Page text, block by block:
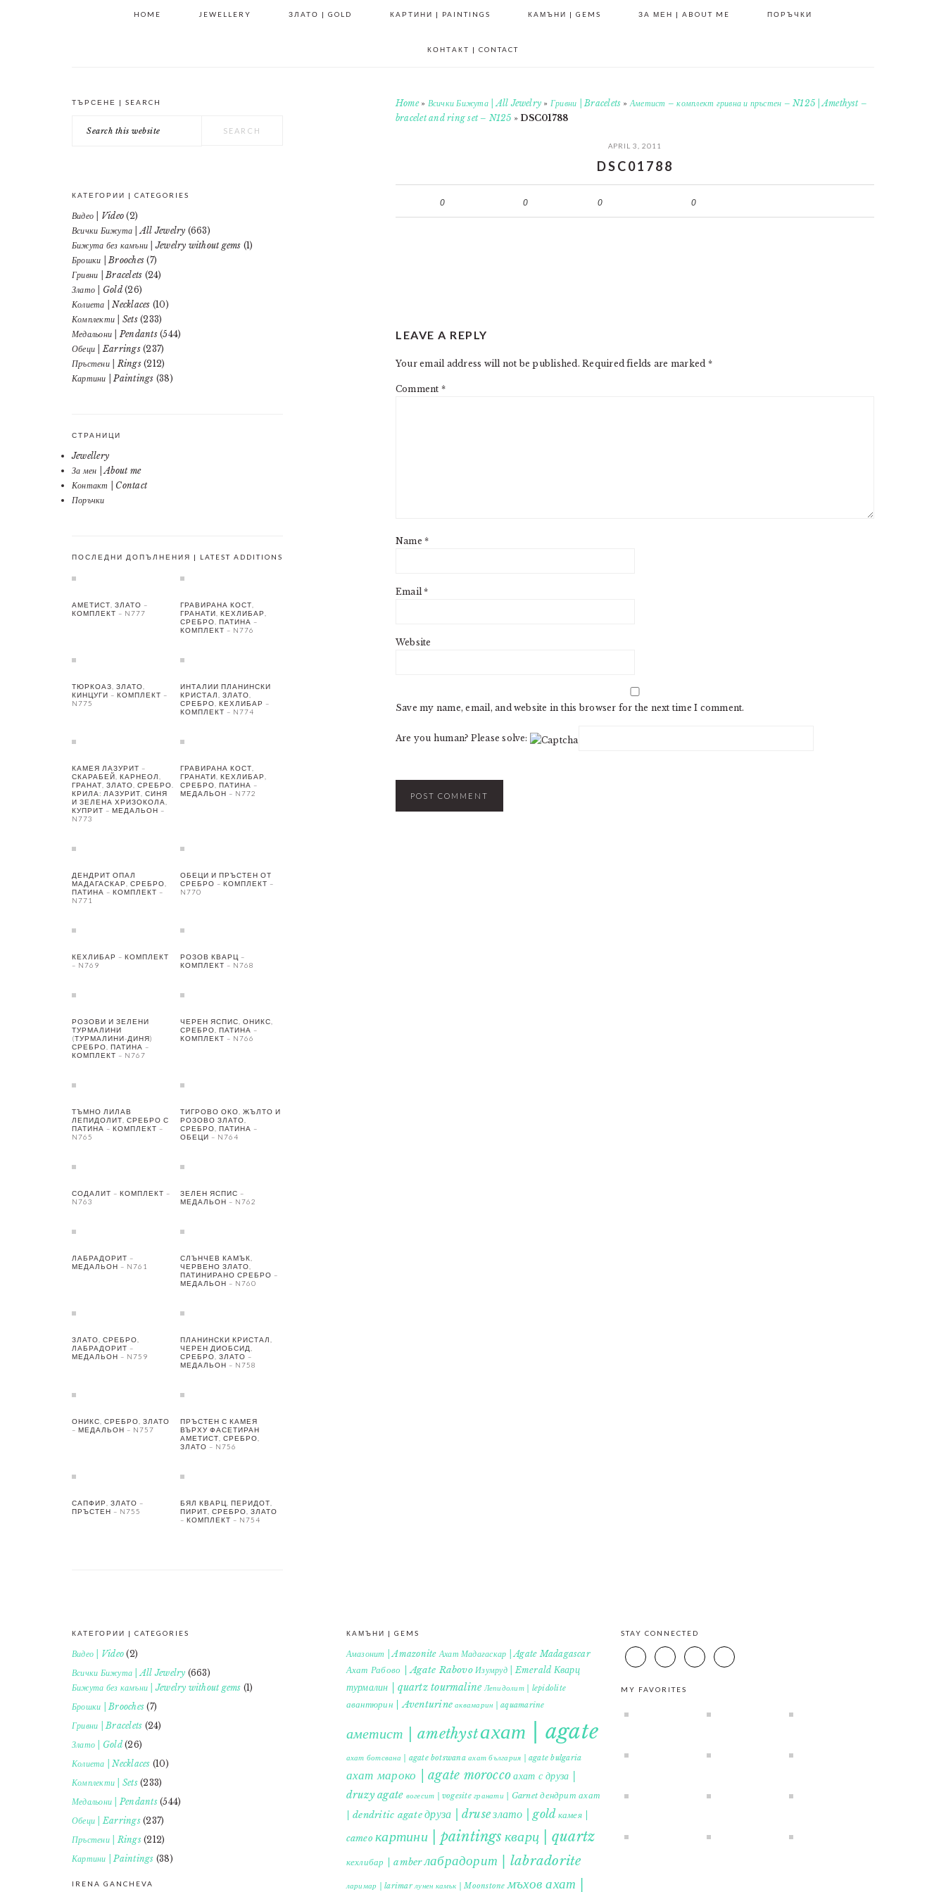
HOME JEWELLERY ЗЛАТО | GOLD КАРТИНИ | PAINTINGS КАМЪНИ | GEMS ЗА МЕН | ABOUT ME ПОРЪЧКИ
КОНТАКТ | CONTACT
Home» Всички Бижута | All Jewelry » Гривни | Bracelets »Аметист – комплект гривна и пръстен – N125 | Amethyst –
bracelet and ring set – N125 »DSC01788
APRIL 3, 2011
DSC01788
0 0 0 0
INTERACTIONS
LEAVE A REPLY
Your email address will not be published. Required fields are marked *
Comment *
Name*
Email*
Website
Save my name, email, and website in this browser for the next time I comment.
Are you human? Please solve:
PRIMARY
SIDEBAR
ТЪРСЕНЕ | SEARCH
this
КАТЕГОРИИ | CATEGORIES
Видео | Video (2)
Всички Бижута | All Jewelry (663)
Бижута без камъни | Jewelry without gems (1)
Брошки | Brooches (7)
Гривни | Bracelets (24)
Злато | Gold(26)
Колиета | Necklaces (10)
Комплекти | Sets(233)
Медальони | Pendants(544)
Обеци | Earrings(237)
Пръстени | Rings(212)
Картини | Paintings (38)
СТРАНИЦИ
Jewellery
За мен | About me
Контакт | Contact
Поръчки
ПОСЛЕДНИ ДОПЪЛНЕНИЯ | LATEST ADDITIONS
АМЕТИСТ, ЗЛАТО –
КОМПЛЕКТ – N777
ГРАВИРАНА КОСТ,
ГРАНАТИ, КЕХЛИБАР,
СРЕБРО, ПАТИНА –
КОМПЛЕКТ – N776
ТЮРКОАЗ, ЗЛАТО,
КИНЦУГИ – КОМПЛЕКТ –
N775
ИНТАЛИИ ПЛАНИНСКИ
КРИСТАЛ, ЗЛАТО,
СРЕБРО, КЕХЛИБАР –
КОМПЛЕКТ – N774
КАМЕЯ ЛАЗУРИТ –
СКАРАБЕЙ, КАРНЕОЛ,
ГРАНАТ, ЗЛАТО, СРЕБРО.
КРИЛА: ЛАЗУРИТ, СИНЯ
И ЗЕЛЕНА ХРИЗОКОЛА,
КУПРИТ – МЕДАЛЬОН –
N773
ГРАВИРАНА КОСТ,
ГРАНАТИ, КЕХЛИБАР,
СРЕБРО, ПАТИНА –
МЕДАЛЬОН – N772
ДЕНДРИТ ОПАЛ
МАДАГАСКАР, СРЕБРО,
ПАТИНА – КОМПЛЕКТ –
N771
ОБЕЦИ И ПРЪСТЕН ОТ
СРЕБРО – КОМПЛЕКТ –
N770
КЕХЛИБАР – КОМПЛЕКТ
– N769
РОЗОВ КВАРЦ –
КОМПЛЕКТ – N768
РОЗОВИ И ЗЕЛЕНИ
ТУРМАЛИНИ
(ТУРМАЛИНИ-ДИНЯ)
СРЕБРО, ПАТИНА –
КОМПЛЕКТ – N767
ЧЕРЕН ЯСПИС, ОНИКС,
СРЕБРО, ПАТИНА –
КОМПЛЕКТ – N766
ТЪМНО ЛИЛАВ
ЛЕПИДОЛИТ, СРЕБРО С
ПАТИНА – КОМПЛЕКТ –
N765
ТИГРОВО ОКО, ЖЪЛТО И
РОЗОВО ЗЛАТО,
СРЕБРО, ПАТИНА –
ОБЕЦИ – N764
СОДАЛИТ – КОМПЛЕКТ –
N763
ЗЕЛЕН ЯСПИС –
МЕДАЛЬОН – N762
ЛАБРАДОРИТ –
МЕДАЛЬОН – N761
СЛЪНЧЕВ КАМЪК,
ЧЕРВЕНО ЗЛАТО,
ПАТИНИРАНО СРЕБРО –
МЕДАЛЬОН – N760
ЗЛАТО, СРЕБРО,
ЛАБРАДОРИТ –
МЕДАЛЬОН – N759
ПЛАНИНСКИ КРИСТАЛ,
ЧЕРЕН ДИОБСИД,
СРЕБРО, ЗЛАТО –
МЕДАЛЬОН – N758
ОНИКС, СРЕБРО, ЗЛАТО
– МЕДАЛЬОН – N757
ПРЪСТЕН С КАМЕЯ
ВЪРХУ ФАСЕТИРАН
АМЕТИСТ, СРЕБРО,
ЗЛАТО – N756
САПФИР, ЗЛАТО –
ПРЪСТЕН – N755
БЯЛ КВАРЦ, ПЕРИДОТ,
ПИРИТ, СРЕБРО, ЗЛАТО
– КОМПЛЕКТ – N754
КАТЕГОРИИ | CATEGORIES
Видео | Video (2)
Всички Бижута | All Jewelry (663)
Бижута без камъни | Jewelry without gems (1)
Брошки | Brooches (7)
Гривни | Bracelets (24)
Злато | Gold(26)
Колиета | Necklaces (10)
Комплекти | Sets(233)
Медальони | Pendants(544)
Обеци | Earrings(237)
Пръстени | Rings(212)
Картини | Paintings (38)
IRENA GANCHEVA
КАМЪНИ | GEMS
Амазонит | Amazonite Ахат Мадагаскар | Agate Madagascar
Ахат Рабово | Agate Rabovo Изумруд | Emerald Кварц
турмалин | quartz tourmaline Лепидолит | lepidolite
авантюрин | Aventurine аквамарин | aquamarine
аметист | amethystахат | agate
ахат ботсвана | agate botswana ахат българия | agate bulgaria
ахат мароко | agate moroccoахат с друза |
druzy agate вогесит | vogesite гранати | Garnet дендрит ахат
| dendritic agateдруза | druseзлато | gold камея |
cameo картини | paintings кварц | quartz
кехлибар | amberлабрадорит | labradorite
ларимар | larimar лунен камък | Moonstone мъхов ахат |
STAY CONNECTED
MY FAVORITES